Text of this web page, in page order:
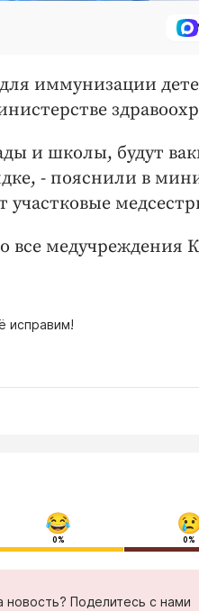
иммунизации
и школы, будут
- пояснили в
участковые
все медучреждения
исправим!
0% 0%
новость? Поделитесь с нами